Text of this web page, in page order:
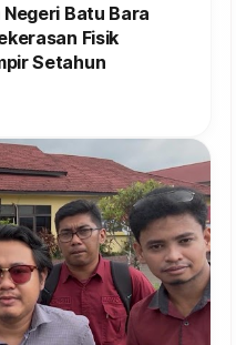
Negeri Batu Bara
Fisik
Setahun